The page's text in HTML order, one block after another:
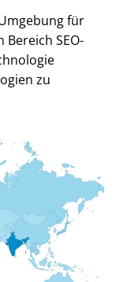
für
Bereich SEO-
zu